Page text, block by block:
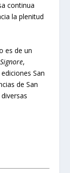
continua
la plenitud
es de un
,
San
de San